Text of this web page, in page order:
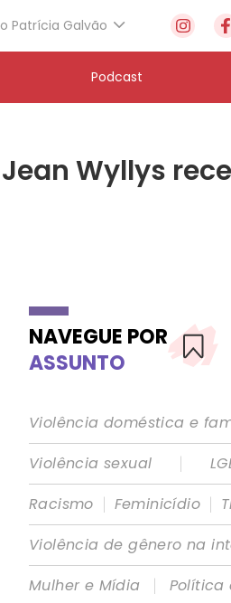
Patrícia Galvão
Podcast
Wyllys
NAVEGUE POR
ASSUNTO
Violência doméstica e
Violência sexual
|
Racismo | Feminicídio |
Violência de gênero na
Mulher e Mídia
|
Política